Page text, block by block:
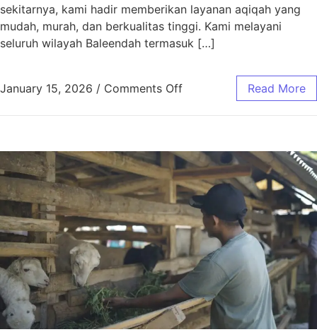
sekitarnya, kami hadir memberikan layanan aqiqah yang
mudah, murah, dan berkualitas tinggi. Kami melayani
seluruh wilayah Baleendah termasuk […]
January 15, 2026 / Comments Off Read More